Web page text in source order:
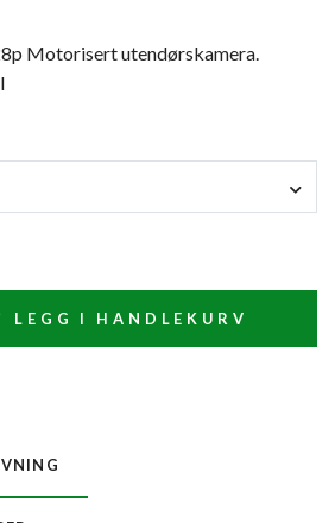
Motorisert utendørskamera.
LEGG I HANDLEKURV